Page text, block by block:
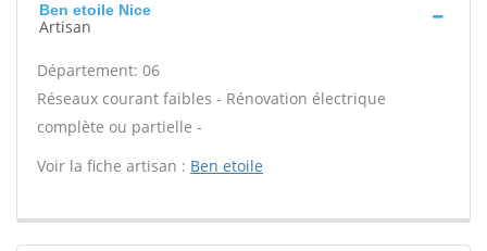
Ben etoile Nice
Artisan
Département: 06
Réseaux courant faibles - Rénovation électrique
complète ou partielle -
Voir la fiche artisan : Ben etoile